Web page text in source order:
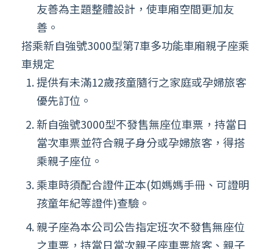
友善為主題整體設計，使車廂空間更加友
善。
搭乘新自強號3000型第7車多功能車廂親子座乘
車規定
提供有未滿12歲孩童隨行之家庭或孕婦旅客
優先訂位。
新自強號3000型不發售無座位車票，持當日
當次車票並符合親子身分或孕婦旅客，得搭
乘親子座位。
乘車時須配合證件正本(如媽媽手冊、可證明
孩童年紀等證件)查驗。
親子座為本公司公告指定班次不發售無座位
之車票，持當日當次親子座車票旅客、親子